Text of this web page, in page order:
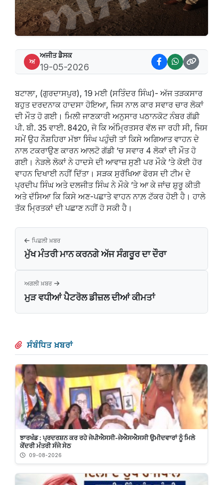
ਅ
ਅਜੀਤ ਡੈਸਕ
19-05-2026
ਬਟਾਲਾ, (ਗੁਰਦਾਸਪੁਰ), 19 ਮਈ (ਸਤਿੰਦਰ ਸਿੰਘ)- ਅੱਜ ਤੜਕਸਾਰ
ਬਹੁਤ ਦਰਦਨਾਕ ਹਾਦਸਾ ਹੋਇਆ, ਜਿਸ ਨਾਲ ਕਾਰ ਸਵਾਰ ਚਾਰ ਲੋਕਾਂ
ਦੀ ਮੌਤ ਹੋ ਗਈ। ਮਿਲੀ ਜਾਣਕਾਰੀ ਅਨੁਸਾਰ ਪਠਾਨਕੋਟ ਨੰਬਰ ਗੱਡੀ
ਪੀ. ਬੀ. 35 ਵਾਈ. 8420, ਜੋ ਕਿ ਅੰਮ੍ਰਿਤਸਰ ਵੱਲ ਜਾ ਰਹੀ ਸੀ, ਜਿਸ
ਸਮੇਂ ਉਹ ਨੌਸ਼ਹਿਰਾ ਮੱਝਾ ਸਿੰਘ ਪਹੁੰਚੀ ਤਾਂ ਕਿਸੇ ਅਗਿਆਤ ਵਾਹਨ ਦੇ
ਨਾਲ ਟਕਰਾਉਣ ਕਾਰਨ ਆਲਟੋ ਗੱਡੀ ’ਚ ਸਵਾਰ 4 ਲੋਕਾਂ ਦੀ ਮੌਤ ਹੋ
ਗਈ। ਨੇੜਲੇ ਲੋਕਾਂ ਨੇ ਹਾਦਸੇ ਦੀ ਆਵਾਜ਼ ਸੁਣੀ ਪਰ ਮੌਕੇ ’ਤੇ ਕੋਈ ਹੋਰ
ਵਾਹਨ ਦਿਖਾਈ ਨਹੀਂ ਦਿੱਤਾ। ਸੜਕ ਸੁਰੱਖਿਆ ਫੋਰਸ ਦੀ ਟੀਮ ਦੇ
ਪ੍ਰਦੀਪ ਸਿੰਘ ਅਤੇ ਦਲਜੀਤ ਸਿੰਘ ਨੇ ਮੌਕੇ ’ਤੇ ਆ ਕੇ ਜਾਂਚ ਸ਼ੁਰੂ ਕੀਤੀ
ਅਤੇ ਦੱਸਿਆ ਕਿ ਕਿਸੇ ਅਣ-ਪਛਾਤੇ ਵਾਹਨ ਨਾਲ਼ ਟੱਕਰ ਹੋਈ ਹੈ। ਹਾਲੇ
ਤੱਕ ਮ੍ਰਿਤਕਾਂ ਦੀ ਪਛਾਣ ਨਹੀਂ ਹੋ ਸਕੀ ਹੈ।
ਪਿਛਲੀ ਖ਼ਬਰ
ਮੁੱਖ ਮੰਤਰੀ ਮਾਨ ਕਰਨਗੇ ਅੱਜ ਸੰਗਰੂਰ ਦਾ ਦੌਰਾ
ਅਗਲੀ ਖ਼ਬਰ
ਮੁੜ ਵਧੀਆਂ ਪੈਟਰੋਲ ਡੀਜ਼ਲ ਦੀਆਂ ਕੀਮਤਾਂ
ਸੰਬੰਧਿਤ ਖ਼ਬਰਾਂ
ਝਾਰਖੰਡ : ਪ੍ਰਦਰਸ਼ਨ ਕਰ ਰਹੇ ਜੇਪੀਐਸਸੀ-ਜੇਐਸਐਸਸੀ ਉਮੀਦਵਾਰਾਂ ਨੂੰ ਮਿਲੇ
ਕੇਂਦਰੀ ਮੰਤਰੀ ਸੰਜੇ ਸੇਠ
09-08-2026